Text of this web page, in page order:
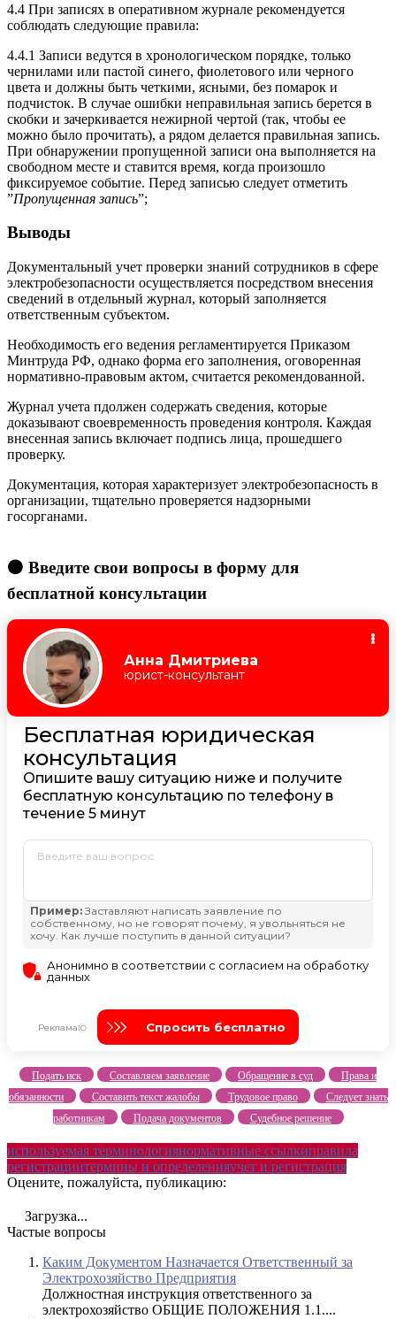
4.4 При записях в оперативном журнале рекомендуется
соблюдать следующие правила:
4.4.1 Записи ведутся в хронологическом порядке, только
чернилами или пастой синего, фиолетового или черного
цвета и должны быть четкими, ясными, без помарок и
подчисток. В случае ошибки неправильная запись берется в
скобки и зачеркивается нежирной чертой (так, чтобы ее
можно было прочитать), а рядом делается правильная запись.
При обнаружении пропущенной записи она выполняется на
свободном месте и ставится время, когда произошло
фиксируемое событие. Перед записью следует отметить
”Пропущенная запись”;
Выводы
Документальный учет проверки знаний сотрудников в сфере
электробезопасности осуществляется посредством внесения
сведений в отдельный журнал, который заполняется
ответственным субъектом.
Необходимость его ведения регламентируется Приказом
Минтруда РФ, однако форма его заполнения, оговоренная
нормативно-правовым актом, считается рекомендованной.
Журнал учета пдолжен содержать сведения, которые
доказывают своевременность проведения контроля. Каждая
внесенная запись включает подпись лица, прошедшего
проверку.
Документация, которая характеризует электробезопасность в
организации, тщательно проверяется надзорными
госорганами.
🟠 Введите свои вопросы в форму для
бесплатной консультации
Подать иск Составляем заявление Обращение в суд
Права и
обязанности
Составить текст жалобы Трудовое право
Следует знать
работникам
Подача документов Судебное решение
используемая терминологиянормативные ссылкиправила
регистрациитермины и определенияучет и регистрация
Оцените, пожалуйста, публикацию:
Загрузка...
Частые вопросы
Каким Документом Назначается Ответственный за
Электрохозяйство Предприятия
Должностная инструкция ответственного за
электрохозяйство ОБЩИЕ ПОЛОЖЕНИЯ 1.1....